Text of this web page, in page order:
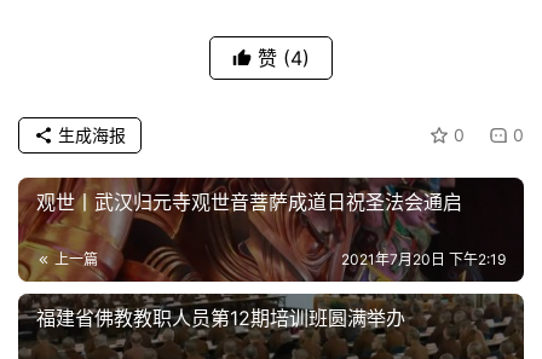
赞 (4)
0 0
生成海报
观世丨武汉归元寺观世音菩萨成道日祝圣法会通启
上一篇 2021年7月20日 下午2:19
福建省佛教教职人员第12期培训班圆满举办